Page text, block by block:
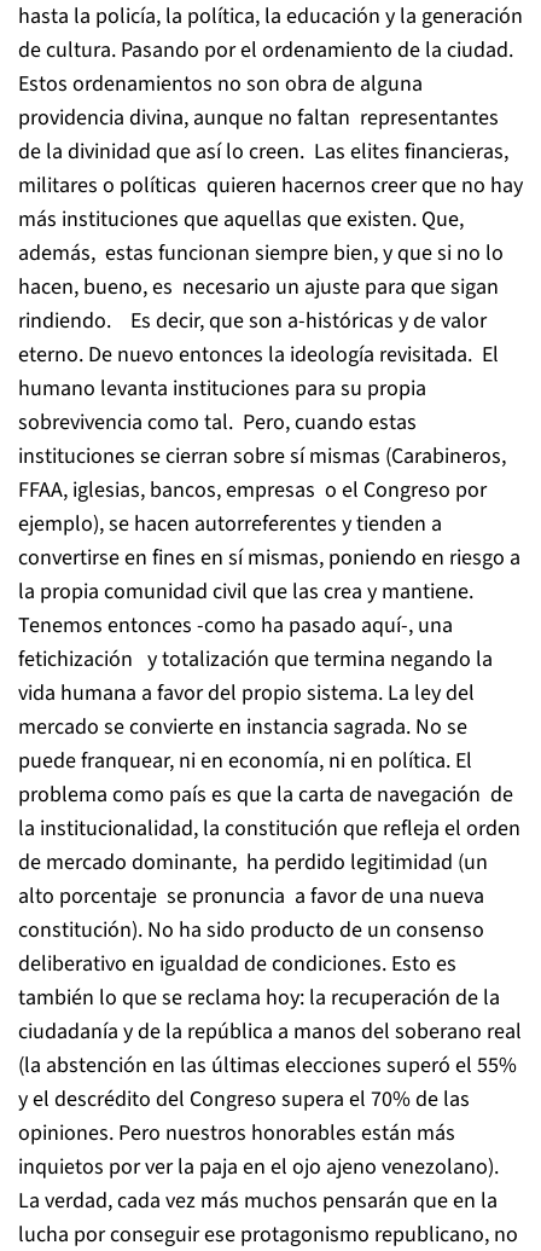
hasta la policía, la política, la educación y la generación
de cultura. Pasando por el ordenamiento de la ciudad.
Estos ordenamientos no son obra de alguna
providencia divina, aunque no faltan representantes
de la divinidad que así lo creen. Las elites financieras,
militares o políticas quieren hacernos creer que no hay
más instituciones que aquellas que existen. Que,
además, estas funcionan siempre bien, y que si no lo
hacen, bueno, es necesario un ajuste para que sigan
rindiendo. Es decir, que son a-históricas y de valor
eterno. De nuevo entonces la ideología revisitada. El
humano levanta instituciones para su propia
sobrevivencia como tal. Pero, cuando estas
instituciones se cierran sobre sí mismas (Carabineros,
FFAA, iglesias, bancos, empresas o el Congreso por
ejemplo), se hacen autorreferentes y tienden a
convertirse en fines en sí mismas, poniendo en riesgo a
la propia comunidad civil que las crea y mantiene.
Tenemos entonces -como ha pasado aquí-, una
fetichización y totalización que termina negando la
vida humana a favor del propio sistema. La ley del
mercado se convierte en instancia sagrada. No se
puede franquear, ni en economía, ni en política. El
problema como país es que la carta de navegación de
la institucionalidad, la constitución que refleja el orden
de mercado dominante, ha perdido legitimidad (un
alto porcentaje se pronuncia a favor de una nueva
constitución). No ha sido producto de un consenso
deliberativo en igualdad de condiciones. Esto es
también lo que se reclama hoy: la recuperación de la
ciudadanía y de la república a manos del soberano real
(la abstención en las últimas elecciones superó el 55%
y el descrédito del Congreso supera el 70% de las
opiniones. Pero nuestros honorables están más
inquietos por ver la paja en el ojo ajeno venezolano).
La verdad, cada vez más muchos pensarán que en la
lucha por conseguir ese protagonismo republicano, no